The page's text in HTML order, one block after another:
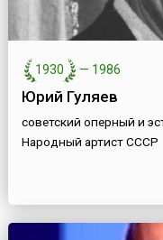
1930 — 1986
Юрий Гуляев
советский оперный и
Народный артист СССР